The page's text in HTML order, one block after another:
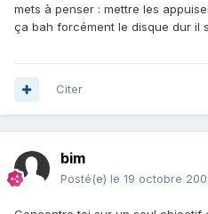
mets à penser : mettre les
ça bah forcément le disque dur il
Citer
bim
Posté(e) le 19 octobre